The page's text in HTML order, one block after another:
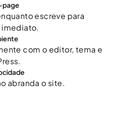
page
escreve para
imediato.
com o editor, tema e
abranda o site.